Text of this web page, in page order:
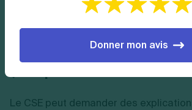
grave, ou s’il n’intervient pas durant ce
La procédure d’alerte
Le CSE peut demander des
Donner mon avis